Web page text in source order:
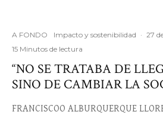
A FONDO Impacto y sostenibilidad · 27
15 Minutos de lectura
“NO SE TRATABA DE
SINO DE CAMBIAR LA
FRANCISCOO ALBURQUERQUE